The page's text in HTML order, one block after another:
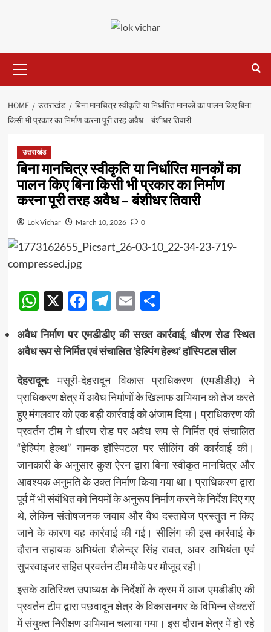
Menu
HOME उत्तराखंड
बिना मानचित्र स्वीकृति या निर्धारित मानकों का पालन किए बिना
किसी भी प्रकार का निर्माण करना पूरी तरह अवैध – बंशीधर तिवारी
उत्तराखंड
बिना मानचित्र स्वीकृति या निर्धारित मानकों का
पालन किए बिना किसी भी प्रकार का निर्माण
करना पूरी तरह अवैध – बंशीधर तिवारी
Lok Vichar March 10, 2026 0
WhatsApp
X Facebook
Telegram
EmailShare
अवैध निर्माण पर एमडीडीए की सख्त कार्रवाई, धौरण रोड स्थित
अवैध रूप से निर्मित एवं संचालित ‘हेल्पिंग हेल्थ’ हॉस्पिटल सील
देहरादून: मसूरी-देहरादून विकास प्राधिकरण (एमडीडीए) ने
प्राधिकरण क्षेत्र में अवैध निर्माणों के खिलाफ अभियान को तेज करते
हुए मंगलवार को एक बड़ी कार्रवाई को अंजाम दिया। प्राधिकरण की
प्रवर्तन टीम ने धौरण रोड पर अवैध रूप से निर्मित एवं संचालित
“हेल्पिंग हेल्थ” नामक हॉस्पिटल पर सीलिंग की कार्रवाई की।
जानकारी के अनुसार कुश ऐरन द्वारा बिना स्वीकृत मानचित्र और
आवश्यक अनुमति के उक्त निर्माण किया गया था। प्राधिकरण द्वारा
पूर्व में भी संबंधित को नियमों के अनुरूप निर्माण करने के निर्देश दिए गए
थे, लेकिन संतोषजनक जवाब और वैध दस्तावेज प्रस्तुत न किए
जाने के कारण यह कार्रवाई की गई। सीलिंग की इस कार्रवाई के
दौरान सहायक अभियंता शैलेन्द्र सिंह रावत, अवर अभियंता एवं
सुपरवाइजर सहित प्रवर्तन टीम मौके पर मौजूद रही।
इसके अतिरिक्त उपाध्यक्ष के निर्देशों के क्रम में आज एमडीडीए की
प्रवर्तन टीम द्वारा पछवादून क्षेत्र के विकासनगर के विभिन्न सेक्टरों
में संयुक्त निरीक्षण अभियान चलाया गया। इस दौरान क्षेत्र में हो रहे